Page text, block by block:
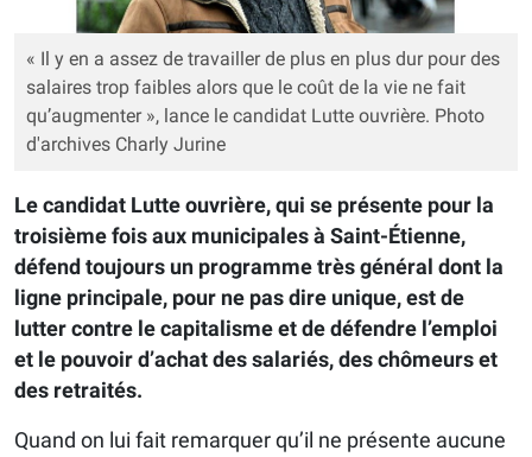
« Il y en a assez de travailler de plus en plus dur pour des
salaires trop faibles alors que le coût de la vie ne fait
qu’augmenter », lance le candidat Lutte ouvrière. Photo
d'archives Charly Jurine
Le candidat Lutte ouvrière, qui se présente pour la
troisième fois aux municipales à Saint-Étienne,
défend toujours un programme très général dont la
ligne principale, pour ne pas dire unique, est de
lutter contre le capitalisme et de défendre l’emploi
et le pouvoir d’achat des salariés, des chômeurs et
des retraités.
Quand on lui fait remarquer qu’il ne présente aucune